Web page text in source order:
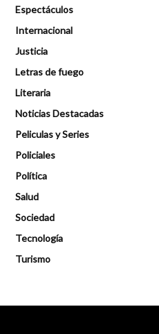
Espectáculos
Internacional
Justicia
Letras de fuego
Literaria
Noticias Destacadas
Peliculas y Series
Policiales
Política
Salud
Sociedad
Tecnología
Turismo